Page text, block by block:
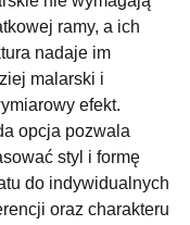
ramy, a ich
nadaje im
malarski i
efekt.
opcja pozwala
styl i formę
do indywidualnych
oraz charakteru